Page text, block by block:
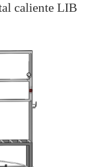
caliente LIB